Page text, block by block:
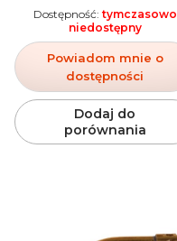
Powiadom mnie o
dostępności
Dostępność: tymczasowo
niedostępny
Dodaj do
porównania